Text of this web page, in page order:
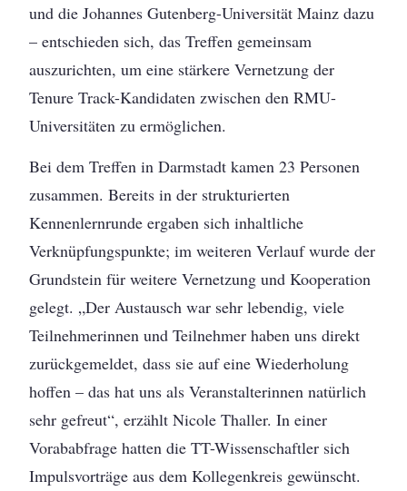
und die Johannes Gutenberg-Universität Mainz dazu
– entschieden sich, das Treffen gemeinsam
auszurichten, um eine stärkere Vernetzung der
Tenure Track-Kandidaten zwischen den RMU-
Universitäten zu ermöglichen.
Bei dem Treffen in Darmstadt kamen 23 Personen
zusammen. Bereits in der strukturierten
Kennenlernrunde ergaben sich inhaltliche
Verknüpfungspunkte; im weiteren Verlauf wurde der
Grundstein für weitere Vernetzung und Kooperation
gelegt. „Der Austausch war sehr lebendig, viele
Teilnehmerinnen und Teilnehmer haben uns direkt
zurückgemeldet, dass sie auf eine Wiederholung
hoffen – das hat uns als Veranstalterinnen natürlich
sehr gefreut“, erzählt Nicole Thaller. In einer
Vorababfrage hatten die TT-Wissenschaftler sich
Impulsvorträge aus dem Kollegenkreis gewünscht.